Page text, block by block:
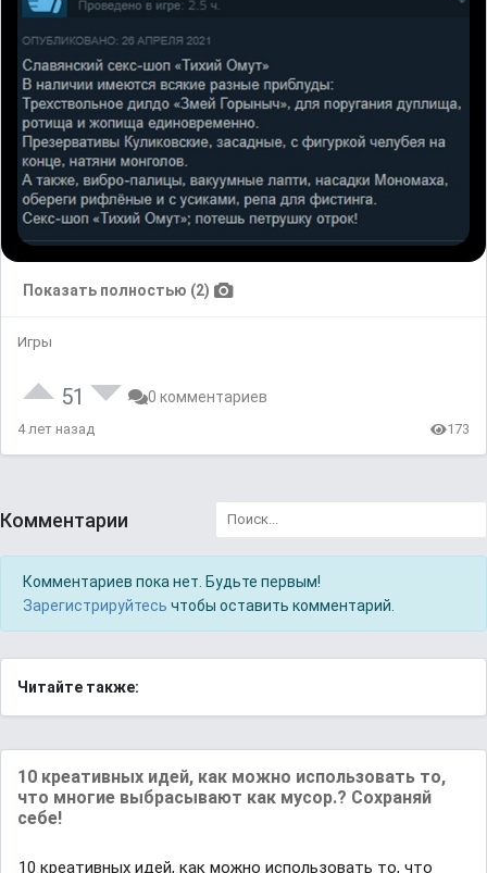
Показать полностью (2)
Игры
51 0 комментариев
4 лет назад 173
Комментарии
Комментариев пока нет. Будьте первым!
Зарегистрируйтесь чтобы оставить комментарий.
Читайте также:
10 креативных идей, как можно использовать то,
что многие выбрасывают как мусор.? Сохраняй
себе!
10 креативных идей, как можно использовать то, что